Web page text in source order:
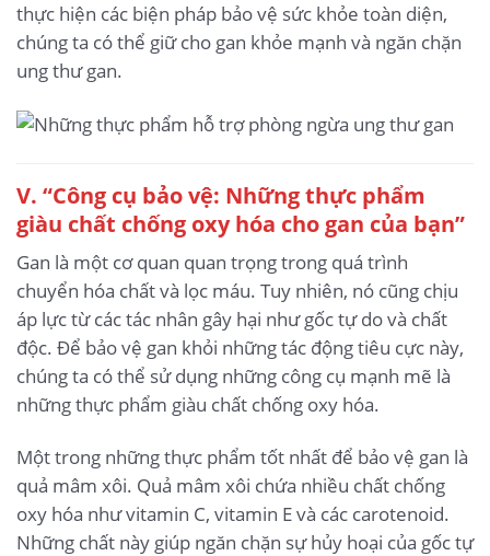
thực hiện các biện pháp bảo vệ sức khỏe toàn diện,
chúng ta có thể giữ cho gan khỏe mạnh và ngăn chặn
ung thư gan.
V. “Công cụ bảo vệ: Những thực phẩm
giàu chất chống oxy hóa cho gan của bạn”
Gan là một cơ quan quan trọng trong quá trình
chuyển hóa chất và lọc máu. Tuy nhiên, nó cũng chịu
áp lực từ các tác nhân gây hại như gốc tự do và chất
độc. Để bảo vệ gan khỏi những tác động tiêu cực này,
chúng ta có thể sử dụng những công cụ mạnh mẽ là
những thực phẩm giàu chất chống oxy hóa.
Một trong những thực phẩm tốt nhất để bảo vệ gan là
quả mâm xôi. Quả mâm xôi chứa nhiều chất chống
oxy hóa như vitamin C, vitamin E và các carotenoid.
Những chất này giúp ngăn chặn sự hủy hoại của gốc tự